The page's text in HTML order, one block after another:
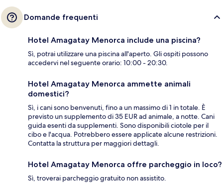
Domande frequenti
Hotel Amagatay Menorca include una piscina?
Sì, potrai utilizzare una piscina all'aperto. Gli ospiti possono
accedervi nel seguente orario: 10:00 - 20:30.
Hotel Amagatay Menorca ammette animali
domestici?
Sì, i cani sono benvenuti, fino a un massimo di 1 in totale. È
previsto un supplemento di 35 EUR ad animale, a notte. Cani
guida esenti da supplementi. Sono disponibili ciotole per il
cibo e l'acqua. Potrebbero essere applicate alcune restrizioni.
Contatta la struttura per maggiori dettagli.
Hotel Amagatay Menorca offre parcheggio in loco?
Sì, troverai parcheggio gratuito non assistito.